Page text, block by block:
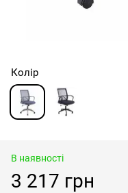
Колір
В наявності
3 217 грн